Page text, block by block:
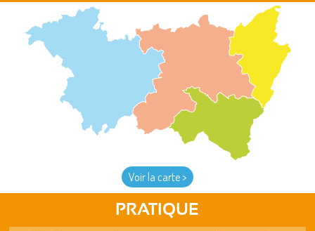
Voir la carte >
PRATIQUE